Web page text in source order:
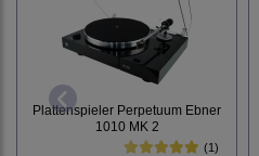
Plattenspieler Perpetuum Ebner
1010 MK 2
(1)